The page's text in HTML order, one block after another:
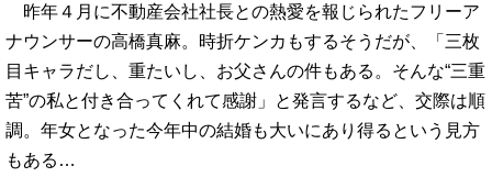
昨年４月に不動産会社社長との熱愛を報じられたフリーア
ナウンサーの高橋真麻。時折ケンカもするそうだが、「三枚
目キャラだし、重たいし、お父さんの件もある。そんな“三重
苦”の私と付き合ってくれて感謝」と発言するなど、交際は順
調。年女となった今年中の結婚も大いにあり得るという見方
もある…